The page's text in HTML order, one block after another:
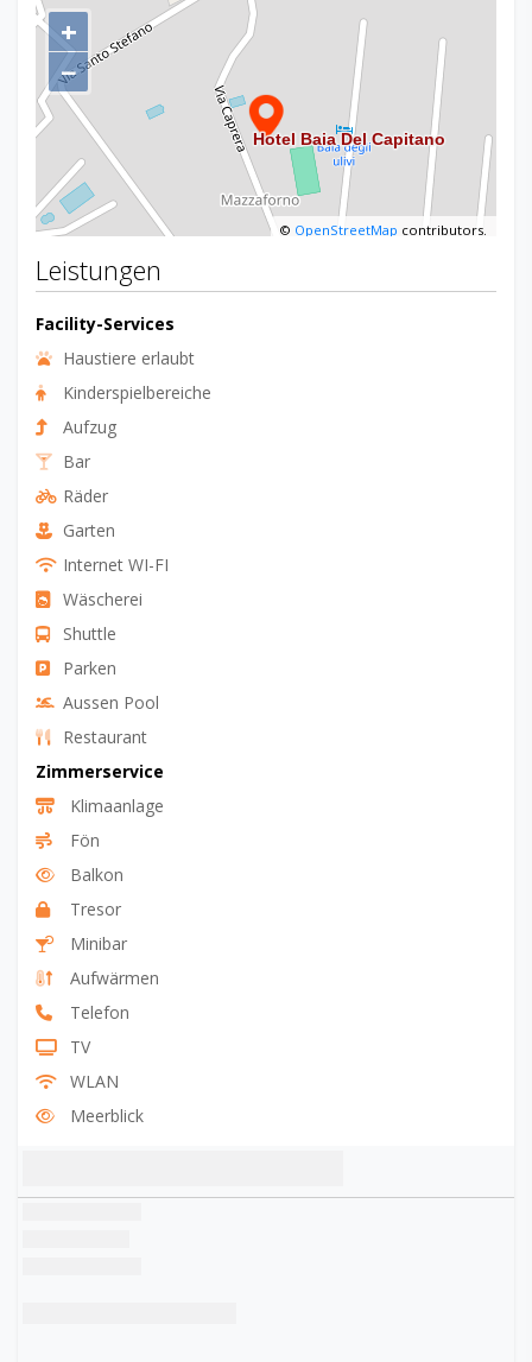
+
−
© OpenStreetMap contributors.
Leistungen
Facility-Services
Haustiere erlaubt
Kinderspielbereiche
Aufzug
Bar
Räder
Garten
Internet WI-FI
Wäscherei
Shuttle
Parken
Aussen Pool
Restaurant
Zimmerservice
Klimaanlage
Fön
Balkon
Tresor
Minibar
Aufwärmen
Telefon
TV
WLAN
Meerblick